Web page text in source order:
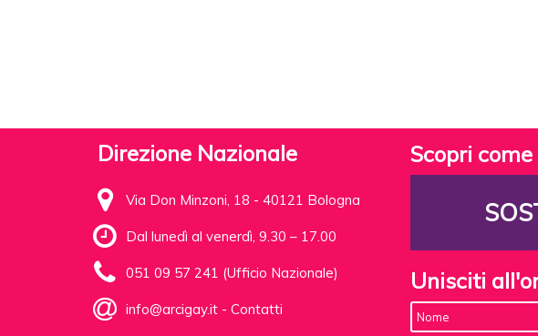
Direzione Nazionale
Via Don Minzoni, 18 - 40121 Bologna
Dal lunedì al venerdì, 9.30 – 17.00
051 09 57 241 (Ufficio Nazionale)
info@arcigay.it - Contatti
Scopri
Unisciti